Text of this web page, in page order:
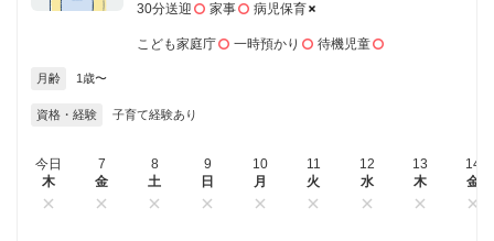
30分送迎 家事 病児保育
こども家庭庁 一時預かり 待機児童
月齢 1歳〜
資格・経験 子育て経験あり
今日
木
7
金
8
土
9
日
10
月
11
火
12
水
13
木
14
金